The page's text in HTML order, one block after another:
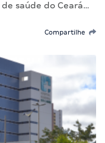
saúde do Ceará…
Compartilhe